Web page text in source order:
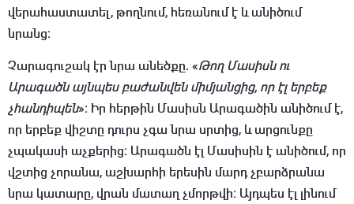
վերահաստատել, թողնում, հեռանում է և անիծում
նրանց։
Չարագուշակ էր նրա անեծքը. «Թող Մասիսն ու
Արագածն այնպես բաժանվեն միմյանցից, որ էլ երբեք
չհանդիպեն»։ Իր հերթին Մասիսն Արագածին անիծում է,
որ երբեք վիշտը դուրս չգա նրա սրտից, և արցունքը
չպակասի աչքերից։ Արագածն էլ Մասիսին է անիծում, որ
վշտից չորանա, աշխարհի երեսին մարդ չբարձրանա
նրա կատարը, վրան մատաղ չմորթվի։ Այդպես էլ լինում